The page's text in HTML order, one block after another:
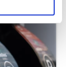
for å
vi tilby